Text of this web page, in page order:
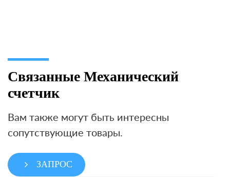
Связанные Механический
счетчик
Вам также могут быть интересны
сопутствующие товары.
ЗАПРОС